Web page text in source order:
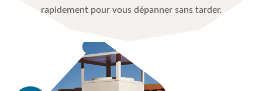
rapidement pour vous dépanner sans tarder.